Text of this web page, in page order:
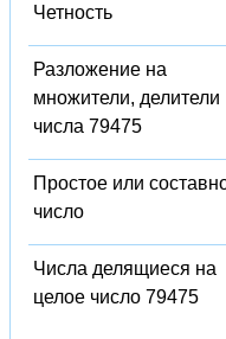
Четность
Разложение на
множители, делители
числа 79475
Простое или
число
Числа делящиеся на
целое число 79475